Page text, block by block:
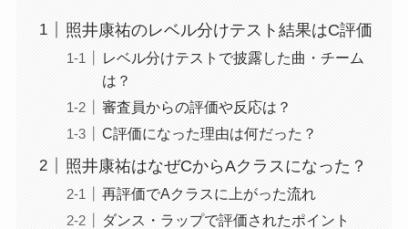
照井康祐のレベル分けテスト結果はC評価
レベル分けテストで披露した曲・チーム
は？
審査員からの評価や反応は？
C評価になった理由は何だった？
照井康祐はなぜCからAクラスになった？
再評価でAクラスに上がった流れ
ダンス・ラップで評価されたポイント